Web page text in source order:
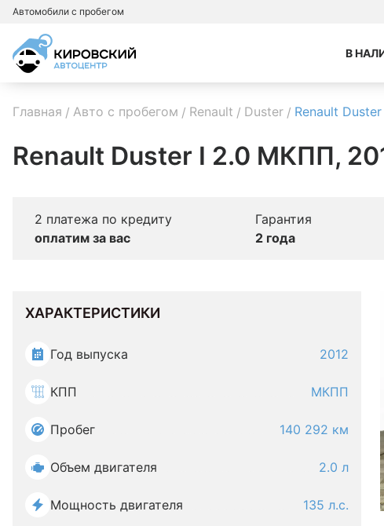
Автомобили с пробегом
В
Главная Авто с пробегом Renault Duster Renault Duster
Renault Duster I 2.0 МКПП,
2 платежа по кредиту
оплатим за вас
Гарантия
2 года
ХАРАКТЕРИСТИКИ
Год выпуска 2012
КПП МКПП
Пробег 140 292 км
Объем двигателя 2.0 л
Мощность двигателя 135 л.с.